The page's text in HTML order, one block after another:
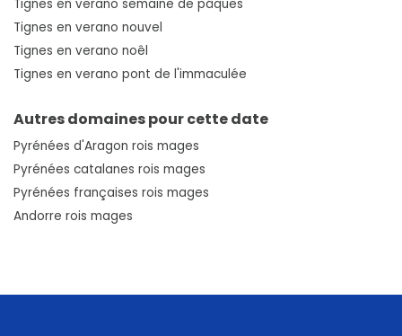
Tignes en verano semaine de pâques
Tignes en verano nouvel
Tignes en verano noêl
Tignes en verano pont de l'immaculée
Autres domaines pour cette date
Pyrénées d'Aragon rois mages
Pyrénées catalanes rois mages
Pyrénées françaises rois mages
Andorre rois mages